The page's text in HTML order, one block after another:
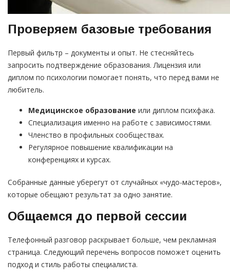
Проверяем базовые требования
Первый фильтр – документы и опыт. Не стесняйтесь
запросить подтверждение образования. Лицензия или
диплом по психологии помогает понять, что перед вами не
любитель.
Медицинское образование или диплом психфака.
Специализация именно на работе с зависимостями.
Членство в профильных сообществах.
Регулярное повышение квалификации на
конференциях и курсах.
Собранные данные уберегут от случайных «чудо-мастеров»,
которые обещают результат за одно занятие.
Общаемся до первой сессии
Телефонный разговор раскрывает больше, чем рекламная
страница. Следующий перечень вопросов поможет оценить
подход и стиль работы специалиста.